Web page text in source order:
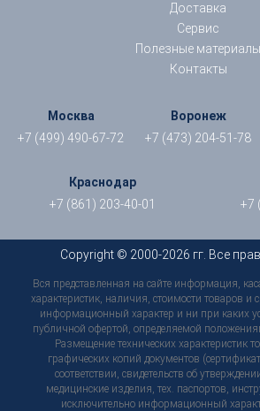
Доставка
Сервис
Полезные материалы
Контакты
Москва
+7 (499) 490-67-72
Воронеж
+7 (473) 204-51-78
Краснодар
+7 (861) 203-40-01
+7
Copyright © 2000-2026 гг. Все
Вся представленная на сайте информация,
характеристик, наличия, стоимости товаров и
информационный характер и ни при каких
публичной офертой, определяемой
Размещение технических характеристик
графических копий документов
соответствии, свидетельств об
медицинские изделия, тех. паспортов,
исключительно информационный